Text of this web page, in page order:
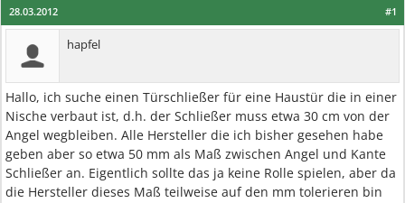
#1
28.03.2012
hapfel
Hallo, ich suche einen Türschließer für eine Haustür die in einer
Nische verbaut ist, d.h. der Schließer muss etwa 30 cm von der
Angel wegbleiben. Alle Hersteller die ich bisher gesehen habe
geben aber so etwa 50 mm als Maß zwischen Angel und Kante
Schließer an. Eigentlich sollte das ja keine Rolle spielen, aber da
die Hersteller dieses Maß teilweise auf den mm tolerieren bin